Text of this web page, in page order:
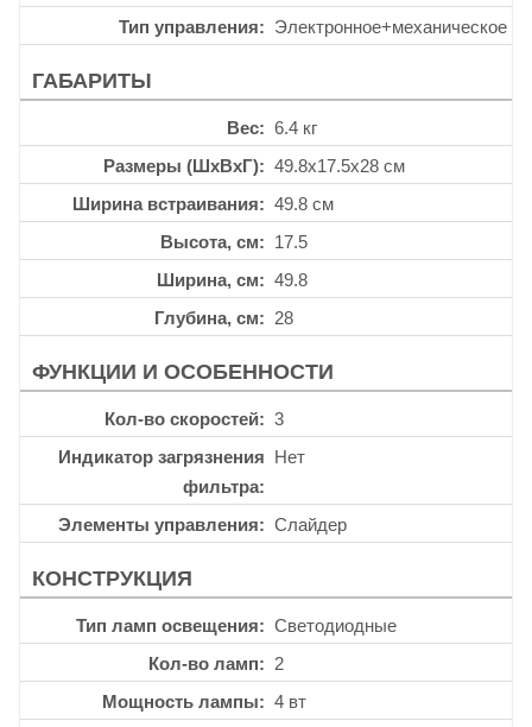
Тип управления
Электронное+механическое
ГАБАРИТЫ
Вес
6.4 кг
Размеры (ШхВхГ)
49.8x17.5x28 см
Ширина встраивания
49.8 см
Высота, см
17.5
Ширина, см
49.8
Глубина, см
28
ФУНКЦИИ И ОСОБЕННОСТИ
Кол-во скоростей
3
Индикатор загрязнения
фильтра
Нет
Элементы управления Слайдер
КОНСТРУКЦИЯ
Тип ламп освещения
Светодиодные
Кол-во ламп
2
Мощность лампы
4 вт